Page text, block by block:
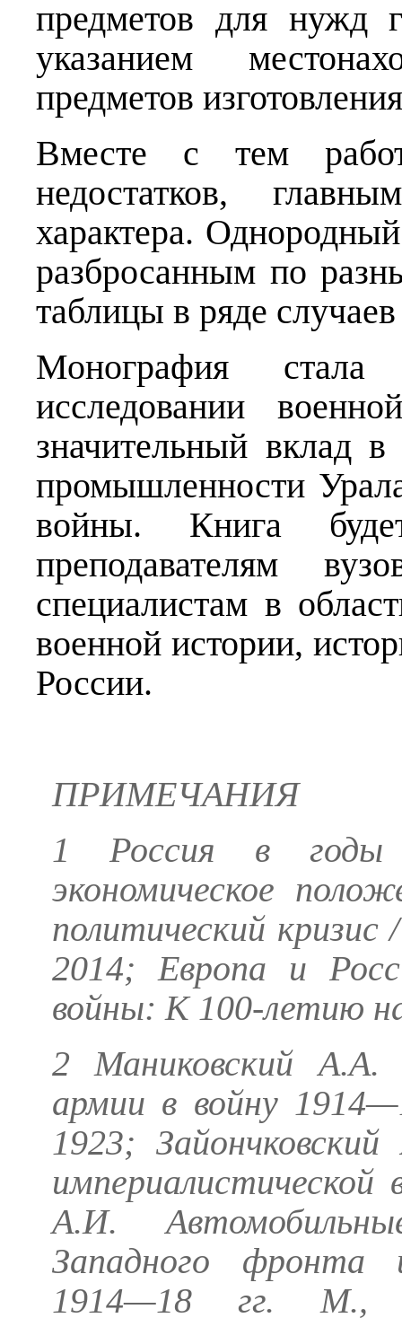
предметов для нужд
указанием
предметов
Вместе с тем
недостатков,
характера.
разбросанным по
таблицы в ряде
Монография
исследовании
значительный вклад
промышленности
войны. Книга
преподавателям
специалистам в
военной истории,
России.
ПРИМЕЧАНИЯ
1 Россия в годы
экономическое
политический
2014; Европа и
войны: К 100-летию
2 Маниковский А.А.
армии в войну
1923;
А.И.
Западного фронта
1914—18 гг.